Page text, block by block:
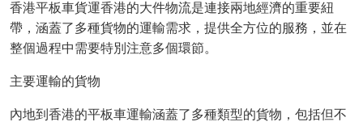
香港平板車貨運香港的大件物流是連接兩地經濟的重要紐
帶，涵蓋了多種貨物的運輸需求，提供全方位的服務，並在
整個過程中需要特別注意多個環節。
主要運輸的貨物
內地到香港的平板車運輸涵蓋了多種類型的貨物，包括但不